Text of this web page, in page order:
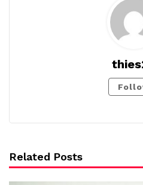
Related Posts